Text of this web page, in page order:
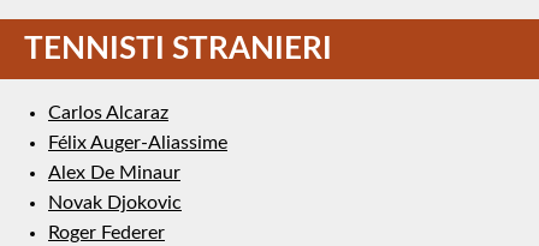
TENNISTI STRANIERI
Carlos Alcaraz
Félix Auger-Aliassime
Alex De Minaur
Novak Djokovic
Roger Federer